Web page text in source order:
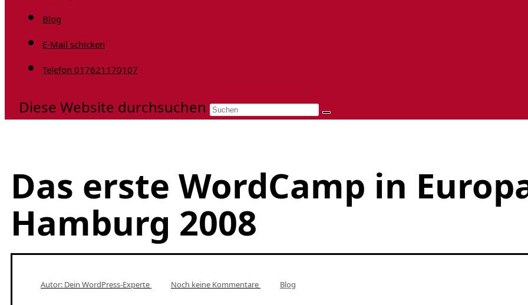
Blog
E-Mail schicken
Telefon 017621170107
Diese Website durchsuchen
Das erste WordCamp in
Hamburg 2008
Autor: Dein WordPress-Experte Noch keine Kommentare Blog